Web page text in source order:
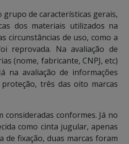
grupo de características gerais,
dos materiais utilizados na
circunstâncias de uso, como a
reprovada. Na avaliação de
(nome, fabricante, CNPJ, etc)
na avaliação de informações
três das oito marcas
conformes. Já no
como cinta jugular, apenas
de fixação, duas marcas foram